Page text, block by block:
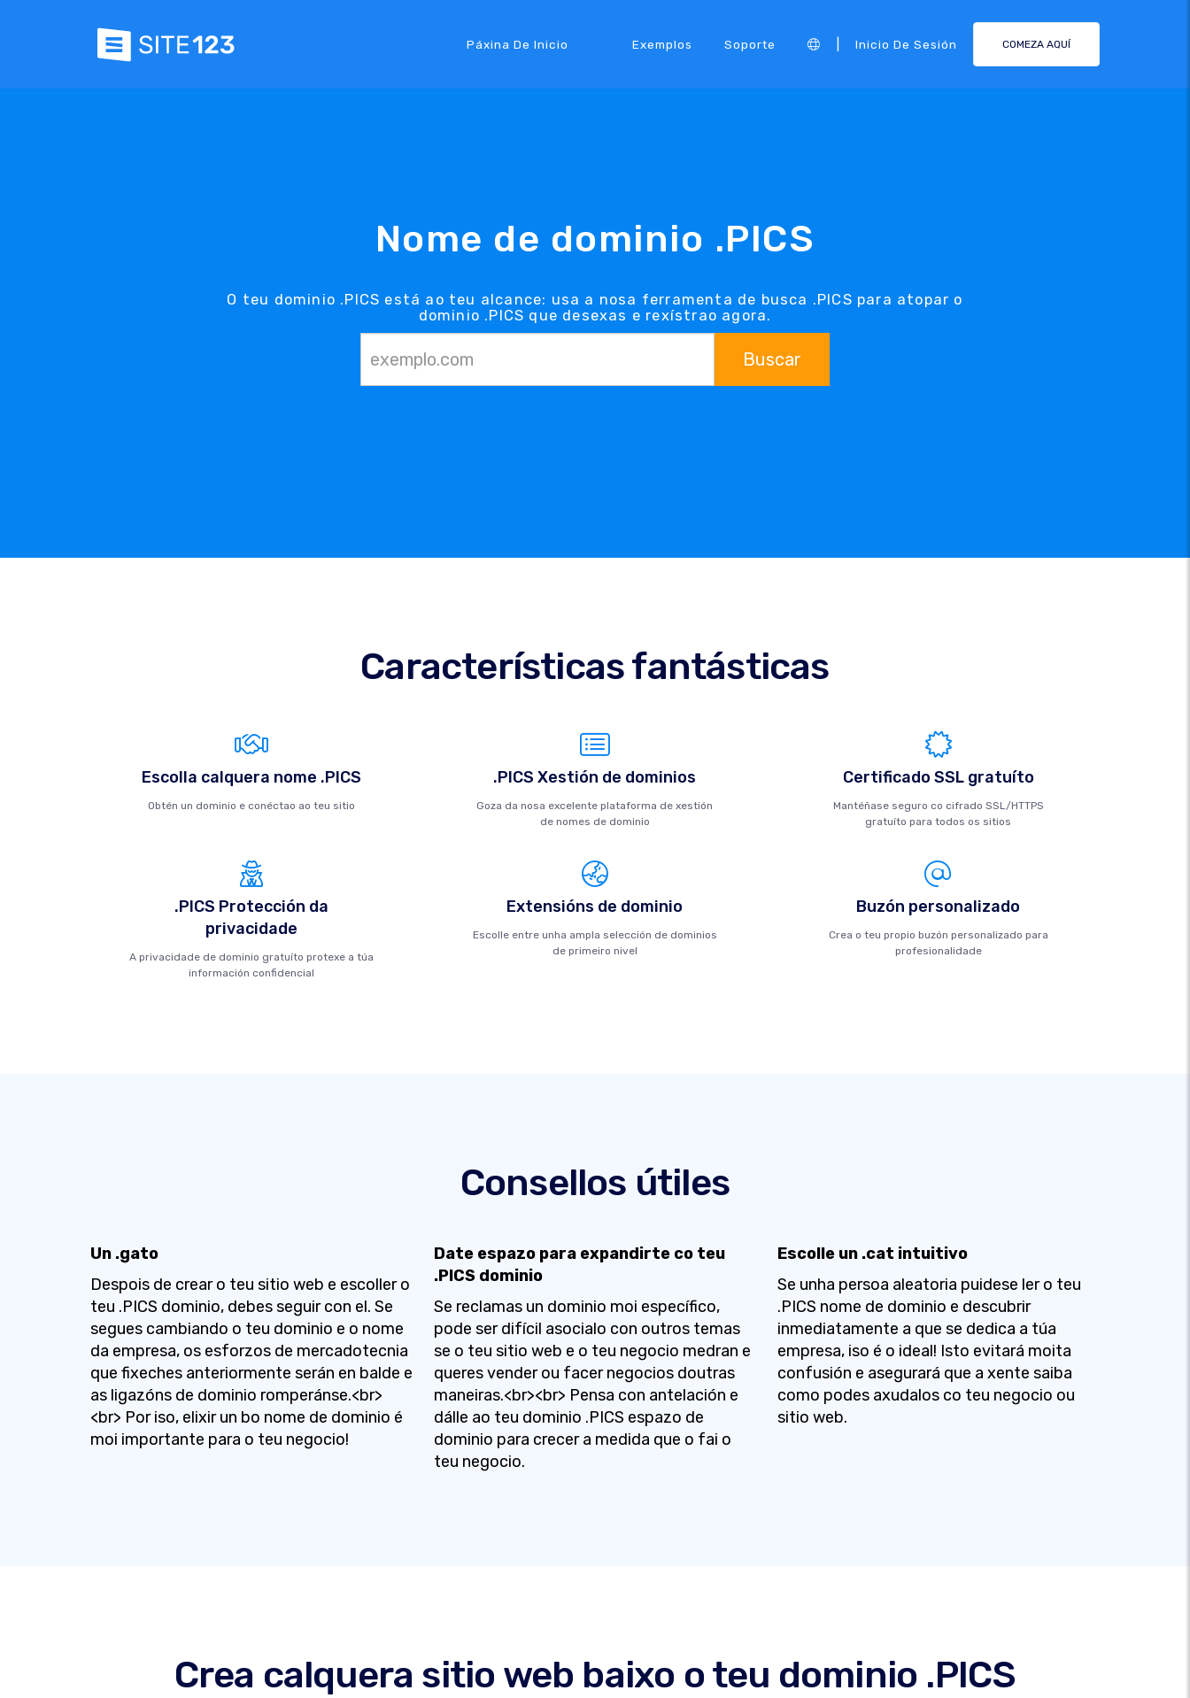
Páxina De Inicio Exemplos Soporte Inicio De Sesión COMEZA AQUÍ
Nome de dominio .PICS
O teu dominio .PICS está ao teu alcance: usa a nosa ferramenta de busca .PICS para atopar o
dominio .PICS que desexas e rexístrao agora.
Buscar
Características fantásticas
Escolla calquera nome .PICS
Obtén un dominio e conéctao ao teu sitio
.PICS Xestión de dominios
Goza da nosa excelente plataforma de xestión
de nomes de dominio
Certificado SSL gratuíto
Mantéñase seguro co cifrado SSL/HTTPS
gratuíto para todos os sitios
.PICS Protección da
privacidade
A privacidade de dominio gratuíto protexe a túa
información confidencial
Extensións de dominio
Escolle entre unha ampla selección de dominios
de primeiro nivel
Buzón personalizado
Crea o teu propio buzón personalizado para
profesionalidade
Consellos útiles
Un .gato
Despois de crear o teu sitio web e escoller o
teu .PICS dominio, debes seguir con el. Se
segues cambiando o teu dominio e o nome
da empresa, os esforzos de mercadotecnia
que fixeches anteriormente serán en balde e
as ligazóns de dominio romperánse.<br>
<br> Por iso, elixir un bo nome de dominio é
moi importante para o teu negocio!
Date espazo para expandirte co teu
.PICS dominio
Se reclamas un dominio moi específico,
pode ser difícil asocialo con outros temas
se o teu sitio web e o teu negocio medran e
queres vender ou facer negocios doutras
maneiras.<br><br> Pensa con antelación e
dálle ao teu dominio .PICS espazo de
dominio para crecer a medida que o fai o
teu negocio.
Escolle un .cat intuitivo
Se unha persoa aleatoria puidese ler o teu
.PICS nome de dominio e descubrir
inmediatamente a que se dedica a túa
empresa, iso é o ideal! Isto evitará moita
confusión e asegurará que a xente saiba
como podes axudalos co teu negocio ou
sitio web.
Crea calquera sitio web baixo o teu dominio .PICS